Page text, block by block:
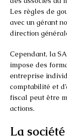
Les règles de
avec un gérant
direction
Cependant, la
impose des
entreprise
comptabilité et
fiscal peut être
actions.
La